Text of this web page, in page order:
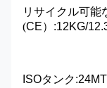
リサイクル可能
(CE） :12KG/
ISOタンク